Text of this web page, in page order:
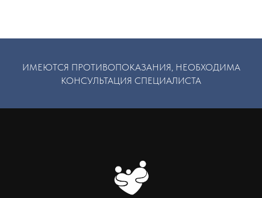
ИМЕЮТСЯ ПРОТИВОПОКАЗАНИЯ, НЕОБХОДИМА
КОНСУЛЬТАЦИЯ СПЕЦИАЛИСТА